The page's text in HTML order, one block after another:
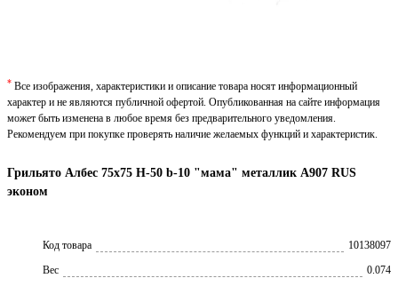
Грильято Албес 75х75 H-50 b-10 "мама" металлик А907 RUS
эконом
Код товара
10138097
Вес
0.074
* Все изображения, характеристики и описание товара носят информационный
характер и не являются публичной офертой. Опубликованная на сайте информация
может быть изменена в любое время без предварительного уведомления.
Рекомендуем при покупке проверять наличие желаемых функций и характеристик.